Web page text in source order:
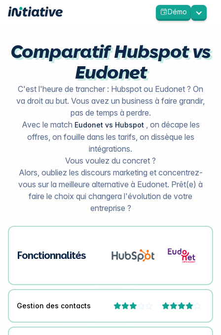
Démo
Comparatif Hubspot vs
Eudonet
C'est l'heure de trancher : Hubspot ou Eudonet ? On
va droit au but. Vous avez un business à faire grandir,
pas de temps à perdre.
Avec le match Eudonet vs Hubspot , on décape les
offres, on fouille dans les tarifs, on dissèque les
intégrations.
Vous voulez du concret ?
Alors, oubliez les discours marketing et concentrez-
vous sur la meilleure alternative à Eudonet. Prêt(e) à
faire le choix qui changera l'évolution de votre
entreprise ?
Fonctionnalités
Gestion des contacts  